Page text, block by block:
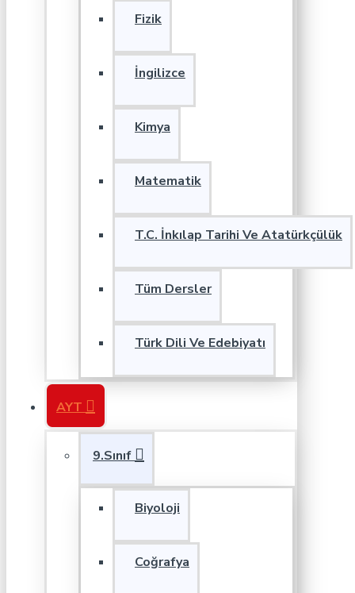
Fizik
İngilizce
Kimya
Matematik
T.C. İnkılap Tarihi Ve Atatürkçülük
Tüm Dersler
Türk Dili Ve Edebiyatı
AYT
9.Sınıf
Biyoloji
Coğrafya